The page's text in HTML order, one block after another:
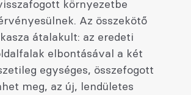
környezetbe
Az összekötő
átalakult: az eredeti
elbontásával a két
egységes, összefogott
meg, az új, lendületes